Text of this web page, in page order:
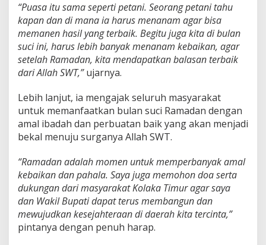
i
B
u
a
n
R
m
a
d
a
n
A
n
a
k
-
A
n
a
“Puasa itu sama seperti petani. Seorang petani tahu
kapan dan di mana ia harus menanam agar bisa
memanen hasil yang terbaik. Begitu juga kita di bulan
suci ini, harus lebih banyak menanam kebaikan, agar
setelah Ramadan, kita mendapatkan balasan terbaik
dari Allah SWT,”ujarnya.
Lebih lanjut, ia mengajak seluruh masyarakat
untuk memanfaatkan bulan suci Ramadan dengan
amal ibadah dan perbuatan baik yang akan menjadi
bekal menuju surganya Allah SWT.
“Ramadan adalah momen untuk memperbanyak amal
kebaikan dan pahala. Saya juga memohon doa serta
dukungan dari masyarakat Kolaka Timur agar saya
dan Wakil Bupati dapat terus membangun dan
mewujudkan kesejahteraan di daerah kita tercinta,”
pintanya dengan penuh harap.